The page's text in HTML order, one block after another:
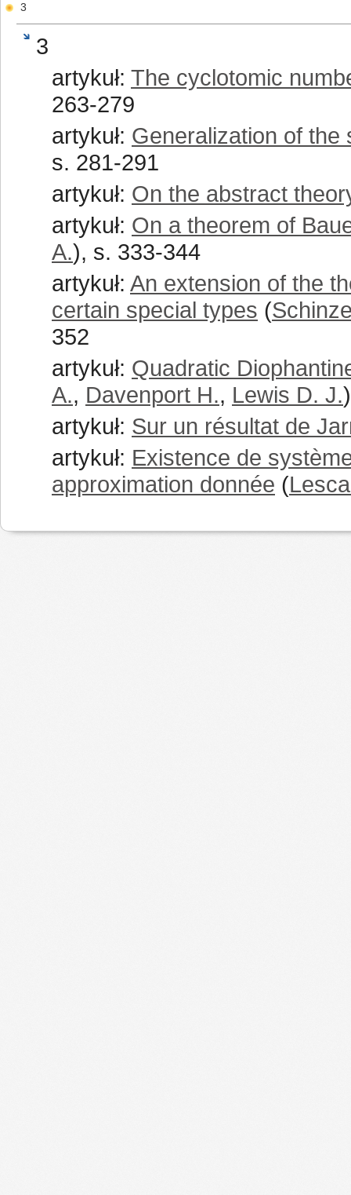
3
3
artykuł: The cyclotomic
263-279
artykuł: Generalization of the
s. 281-291
artykuł: On the abstract
artykuł: On a theorem of
A.), s. 333-344
artykuł: An extension of the
certain special types (
352
artykuł: Quadratic
A., Davenport H., Lewis D. J.
artykuł: Sur un résultat de
artykuł: Existence de
approximation donnée (